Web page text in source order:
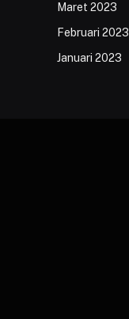
Maret 2023
Februari 2023
Januari 2023